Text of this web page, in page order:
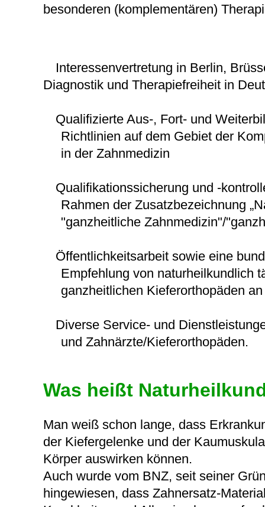
besonderen (komplementären)
Interessenvertretung in Berlin,
Diagnostik und Therapiefreiheit in
Qualifizierte Aus-, Fort- und
Richtlinien auf dem Gebiet der
in der Zahnmedizin
Qualifikationssicherung und -
Rahmen der Zusatzbezeichnung
"ganzheitliche Zahnmedizin"/
Öffentlichkeitsarbeit sowie eine
Empfehlung von naturheilkundlich
ganzheitlichen Kieferorthopäden an
Diverse Service- und
und Zahnärzte/Kieferorthopäden.
Was heißt
Man weiß schon lange, dass
der Kiefergelenke und der
Körper auswirken können.
Auch wurde vom BNZ, seit seiner
hingewiesen, dass Zahnersatz-